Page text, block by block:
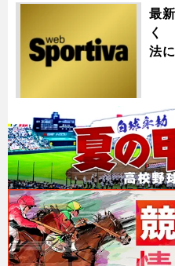
最
く
法